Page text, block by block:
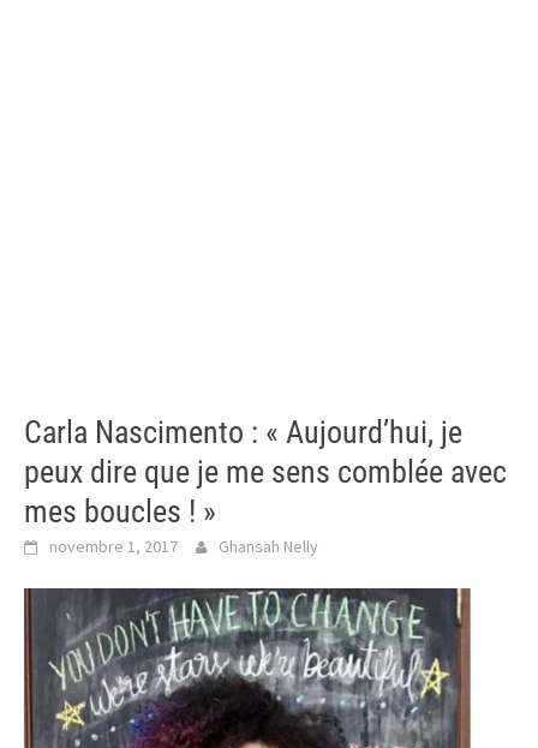
Carla Nascimento : « Aujourd’hui, je
peux dire que je me sens comblée avec
mes boucles ! »
novembre 1, 2017 Ghansah Nelly